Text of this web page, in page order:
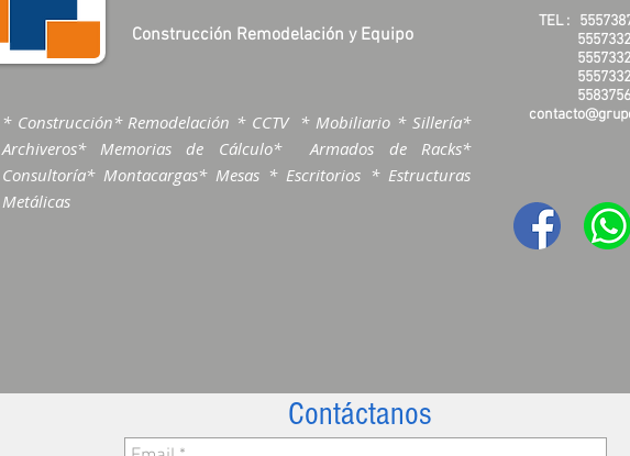
Construcción Remodelación y Equipo
* Construcción* Remodelación * CCTV * Mobiliario * Sillería*
Archiveros* Memorias de Cálculo* Armados de Racks*
Consultoría* Montacargas* Mesas * Escritorios * Estructuras
Metálicas
TEL :
Contáctanos